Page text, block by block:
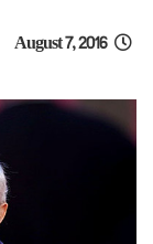
August 7, 2016